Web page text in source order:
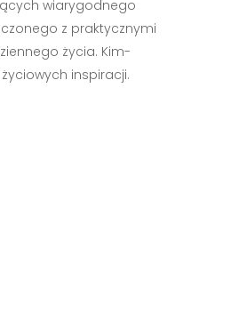
wiarygodnego
z praktycznymi
życia. Kim-
inspiracji.